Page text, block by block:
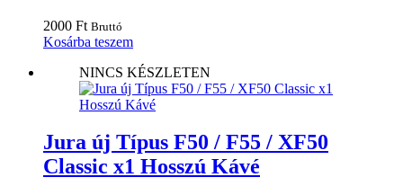
2000 Ft Bruttó
Kosárba teszem
NINCS KÉSZLETEN
Jura új Típus F50 / F55 / XF50
Classic x1 Hosszú Kávé